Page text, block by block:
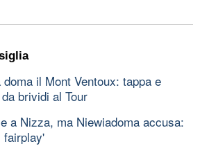
il Mont Ventoux: tappa e
brividi al Tour
a Nizza, ma Niewiadoma accusa:
fairplay'